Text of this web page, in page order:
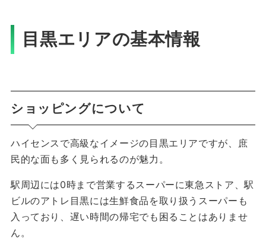
目黒エリアの基本情報
ショッピングについて
ハイセンスで高級なイメージの目黒エリアですが、庶
民的な面も多く見られるのが魅力。
駅周辺には0時まで営業するスーパーに東急ストア、駅
ビルのアトレ目黒には生鮮食品を取り扱うスーパーも
入っており、遅い時間の帰宅でも困ることはありませ
ん。